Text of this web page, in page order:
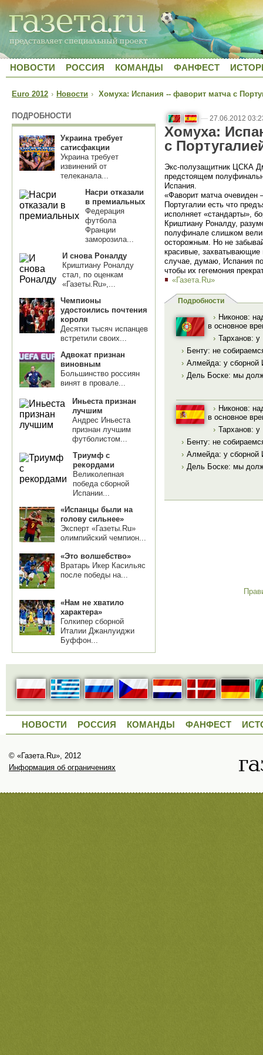
НОВОСТИ РОССИЯ КОМАНДЫ ФАНФЕСТ
Euro 2012 › Новости › Хомуха: Испания -- фаворит матча с
ПОДРОБНОСТИ
Украина требует
сатисфакции
Украина требует
извинений от
телеканала...
Насри отказали
в премиальных
Федерация
футбола
Франции
заморозила...
И снова Роналду
Криштиану Роналду
стал, по оценкам
«Газеты.Ru»,...
Чемпионы
удостоились почтения
короля
Десятки тысяч испанцев
встретили своих...
Адвокат признан
виновным
Большинство россиян
винят в провале...
Иньеста признан
лучшим
Андрес Иньеста
признан лучшим
футболистом...
Триумф с
рекордами
Великолепная
победа сборной
Испании...
«Испанцы были на
голову сильнее»
Эксперт «Газеты.Ru»
олимпийский чемпион...
«Это волшебство»
Вратарь Икер Касильяс
после победы на...
«Нам не хватило
характера»
Голкипер сборной
Италии Джанлуиджи
Буффон...
— 27.06.2012
Хомуха:
с
Экс-полузащитник ЦСКА
предстоящем
Испания.
«Фаворит матча очевиден
Португалии есть что
исполняет «стандарты»,
Криштиану Роналду,
полуфинале слишком
осторожным. Но не
красивые,
случае, думаю, Испания
чтобы их гегемония
«Газета.Ru»
Подробности
› Никонов:
в основное
› Тарханов: у
› Бенту: не
› Алмейда: у сборной
› Дель Боске: мы
› Никонов:
в основное
› Тарханов: у
› Бенту: не
› Алмейда: у сборной
› Дель Боске: мы
НОВОСТИ РОССИЯ КОМАНДЫ ФАНФЕСТ
© «Газета.Ru», 2012
Информация об ограничениях